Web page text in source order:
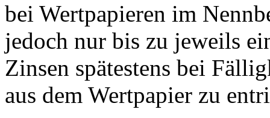
bei Wertpapieren im
jedoch nur bis zu jeweils
Zinsen spätestens bei
aus dem Wertpapier zu